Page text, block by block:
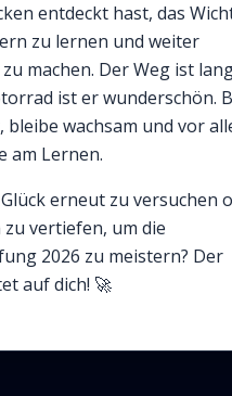
entdeckt hast, das
zu lernen und weiter
machen. Der Weg ist
ist er wunderschön.
bleibe wachsam und vor
am Lernen.
erneut zu versuchen
zu vertiefen, um die
2026 zu meistern? Der
auf dich! 🚀